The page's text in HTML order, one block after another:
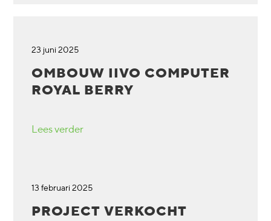
23 juni 2025
OMBOUW IIVO COMPUTER
ROYAL BERRY
Lees verder
13 februari 2025
PROJECT VERKOCHT